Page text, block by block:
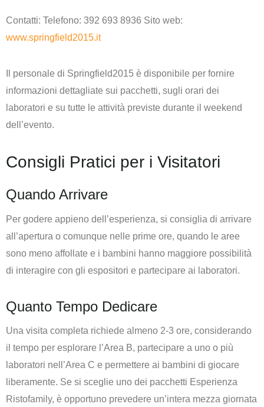
Contatti: Telefono: 392 693 8936 Sito web:
www.springfield2015.it
Il personale di Springfield2015 è disponibile per fornire
informazioni dettagliate sui pacchetti, sugli orari dei
laboratori e su tutte le attività previste durante il weekend
dell’evento.
Consigli Pratici per i Visitatori
Quando Arrivare
Per godere appieno dell’esperienza, si consiglia di arrivare
all’apertura o comunque nelle prime ore, quando le aree
sono meno affollate e i bambini hanno maggiore possibilità
di interagire con gli espositori e partecipare ai laboratori.
Quanto Tempo Dedicare
Una visita completa richiede almeno 2-3 ore, considerando
il tempo per esplorare l’Area B, partecipare a uno o più
laboratori nell’Area C e permettere ai bambini di giocare
liberamente. Se si sceglie uno dei pacchetti Esperienza
Ristofamily, è opportuno prevedere un’intera mezza giornata